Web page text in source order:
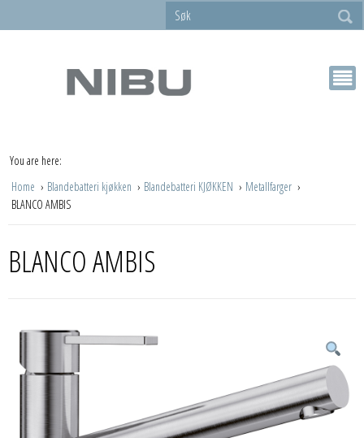
You are here:
Home
Blandebatteri kjøkken Blandebatteri KJØKKEN
Metallfarger
BLANCO AMBIS
BLANCO AMBIS